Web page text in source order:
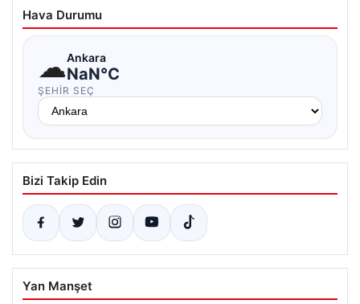
Hava Durumu
☁Ankara
NaN°C
ŞEHIR SEÇ
Bizi Takip Edin
Yan Manşet